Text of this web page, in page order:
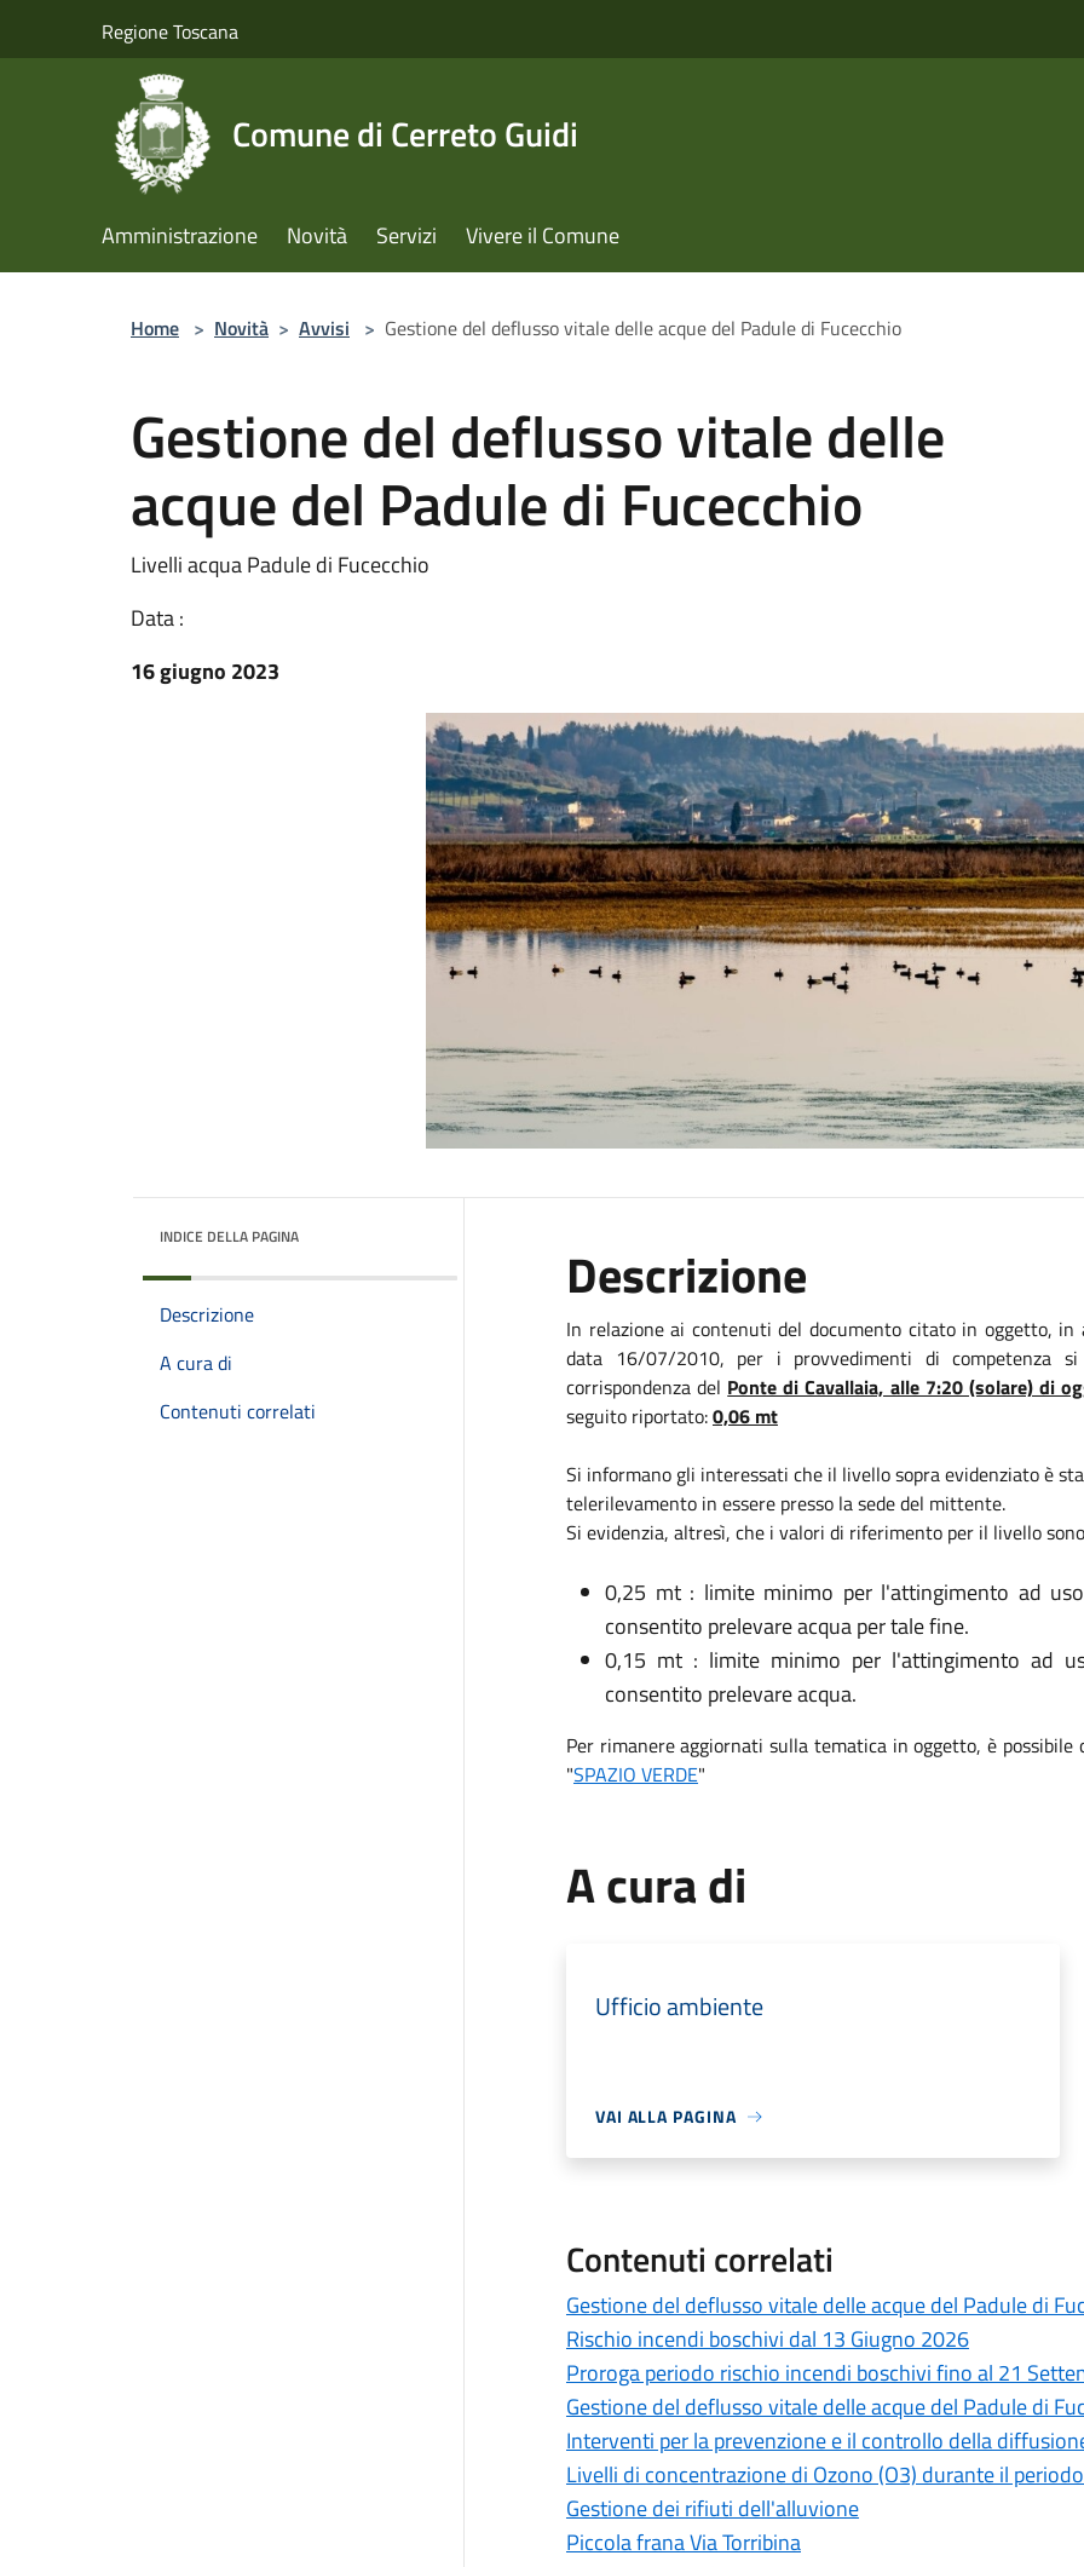
Regione Toscana
Comune di Cerreto Guidi
Amministrazione Novità Servizi Vivere il Comune
Home > Novità > Avvisi > Gestione del deflusso vitale delle acque del Padule di Fucecchio
Gestione del deflusso vitale delle
acque del Padule di Fucecchio
Livelli acqua Padule di Fucecchio
Data :
16 giugno 2023
INDICE DELLA PAGINA
Descrizione
A cura di
Contenuti correlati
Descrizione
In relazione ai contenuti del documento citato in oggetto,
data 16/07/2010, per i provvedimenti di competenza
corrispondenza del Ponte di Cavallaia, alle 7:20 (solare) di
seguito riportato:0,06 mt
Si informano gli interessati che il livello sopra evidenziato è
telerilevamento in essere presso la sede del mittente.
Si evidenzia, altresì, che i valori di riferimento per il livello
0,25 mt : limite minimo per l'attingimento ad
consentito prelevare acqua per tale fine.
0,15 mt : limite minimo per l'attingimento ad
consentito prelevare acqua.
Per rimanere aggiornati sulla tematica in oggetto, è possibile
"SPAZIO VERDE"
A cura di
Ufficio ambiente
VAI ALLA PAGINA
Contenuti correlati
Gestione del deflusso vitale delle acque del Padule di
Rischio incendi boschivi dal 13 Giugno 2026
Proroga periodo rischio incendi boschivi fino al 21
Gestione del deflusso vitale delle acque del Padule di
Interventi per la prevenzione e il controllo della
Livelli di concentrazione di Ozono (O3) durante il
Gestione dei rifiuti dell'alluvione
Piccola frana Via Torribina